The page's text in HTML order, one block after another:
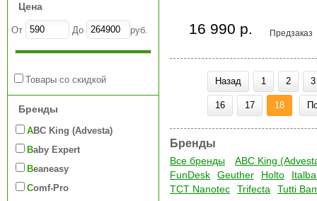
Цена
От До руб.
Товары со скидкой
Бренды
ABC King (Advesta)
Baby Expert
Beaneasy
Comf-Pro
Предзаказ
16 990 р.
Назад 1 2 3
16 17 18
Бренды
Все бренды
ABC King
FunDesk
Geuther Holto
TCT Nanotec
Trifecta Tutti